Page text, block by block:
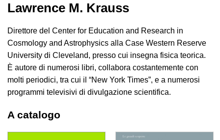
Lawrence M. Krauss
Direttore del Center for Education and Research in
Cosmology and Astrophysics alla Case Western Reserve
University di Cleveland, presso cui insegna fisica teorica.
È autore di numerosi libri, collabora costantemente con
molti periodici, tra cui il “New York Times”, e a numerosi
programmi televisivi di divulgazione scientifica.
A catalogo